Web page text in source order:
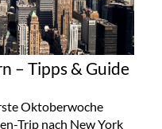
– Tipps & Guide
Oktoberwoche
Trip nach New York